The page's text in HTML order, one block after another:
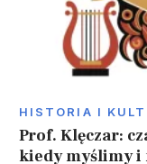
HISTORIA I
Prof. Klęczar:
kiedy myślimy i